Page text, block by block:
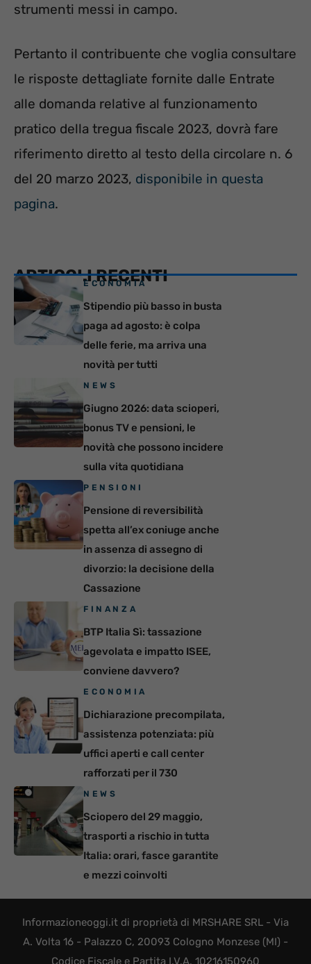
strumenti messi in campo.
Pertanto il contribuente che voglia consultare
le risposte dettagliate fornite dalle Entrate
alle domanda relative al funzionamento
pratico della tregua fiscale 2023, dovrà fare
riferimento diretto al testo della circolare n. 6
del 20 marzo 2023, disponibile in questa
pagina.
ARTICOLI RECENTI
ECONOMIA
Stipendio più basso in busta
paga ad agosto: è colpa
delle ferie, ma arriva una
novità per tutti
NEWS
Giugno 2026: data scioperi,
bonus TV e pensioni, le
novità che possono incidere
sulla vita quotidiana
PENSIONI
Pensione di reversibilità
spetta all’ex coniuge anche
in assenza di assegno di
divorzio: la decisione della
Cassazione
FINANZA
BTP Italia Sì: tassazione
agevolata e impatto ISEE,
conviene davvero?
ECONOMIA
Dichiarazione precompilata,
assistenza potenziata: più
uffici aperti e call center
rafforzati per il 730
NEWS
Sciopero del 29 maggio,
trasporti a rischio in tutta
Italia: orari, fasce garantite
e mezzi coinvolti
Informazioneoggi.it di proprietà di MRSHARE SRL - Via
A. Volta 16 - Palazzo C, 20093 Cologno Monzese (MI) -
Codice Fiscale e Partita I.V.A. 10216150960